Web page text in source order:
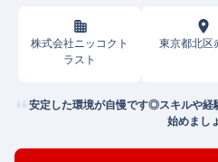
株式会社ニッコクト
ラスト
東京都北区
安定した環境が自慢です◎スキルや経
始めまし